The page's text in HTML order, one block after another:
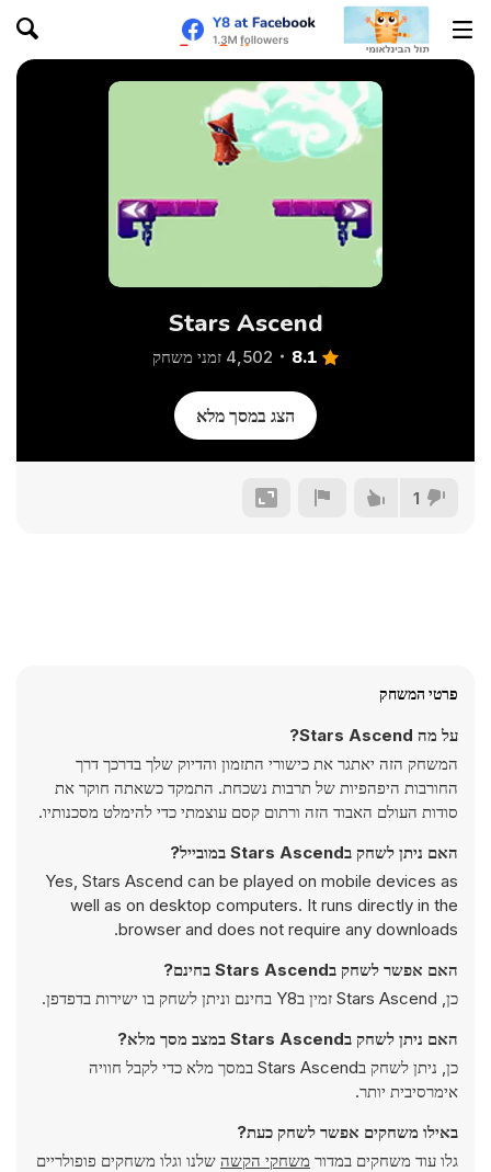
Stars Ascend
8.1 4,502 זמני משחק
הצג במסך מלא
1
פרטי המשחק
על מה Stars Ascend?
המשחק הזה יאתגר את כישורי התזמון והדיוק שלך בדרכך דרך
החורבות היפהפיות של תרבות נשכחת. התמקד כשאתה חוקר את
סודות העולם האבוד הזה ורתום קסם עוצמתי כדי להימלט מסכנותיו.
האם ניתן לשחק בStars Ascend במובייל?
Yes, Stars Ascend can be played on mobile devices as
well as on desktop computers. It runs directly in the
browser and does not require any downloads.
האם אפשר לשחק בStars Ascend בחינם?
כן, Stars Ascend זמין בY8 בחינם וניתן לשחק בו ישירות בדפדפן.
האם ניתן לשחק בStars Ascend במצב מסך מלא?
כן, ניתן לשחק בStars Ascend במסך מלא כדי לקבל חוויה
אימרסיבית יותר.
באילו משחקים אפשר לשחק כעת?
גלו עוד משחקים במדור משחקי הקשה שלנו וגלו משחקים פופולריים